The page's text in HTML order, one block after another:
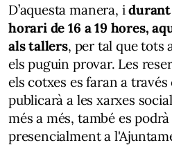
D’aquesta manera, idurant
horari de 16 a 19 hores,
als tallers, per tal que tots
els puguin provar. Les
els cotxes es faran a
publicarà a les xarxes
més a més, també es
presencialment a